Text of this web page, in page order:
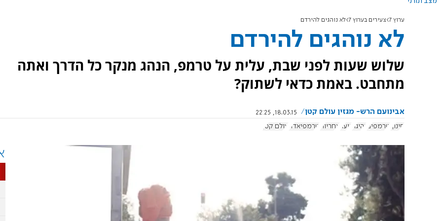
ערוץ 7 צעירים בערוץ 7 לא נוהגים להירדם
לא נוהגים להירדם
שלוש שעות לפני שבת, עלית על טרמפ, הנהג מנקר כל הדרך ואתה
מתחבט. באמת כדאי לשתוק?
אבינועם הרש- מגזין עולם קטן
18.03.15, 22:25
חינוך טרמפים נהיגה נוער אחריות טרמפיאדה עולם קטן